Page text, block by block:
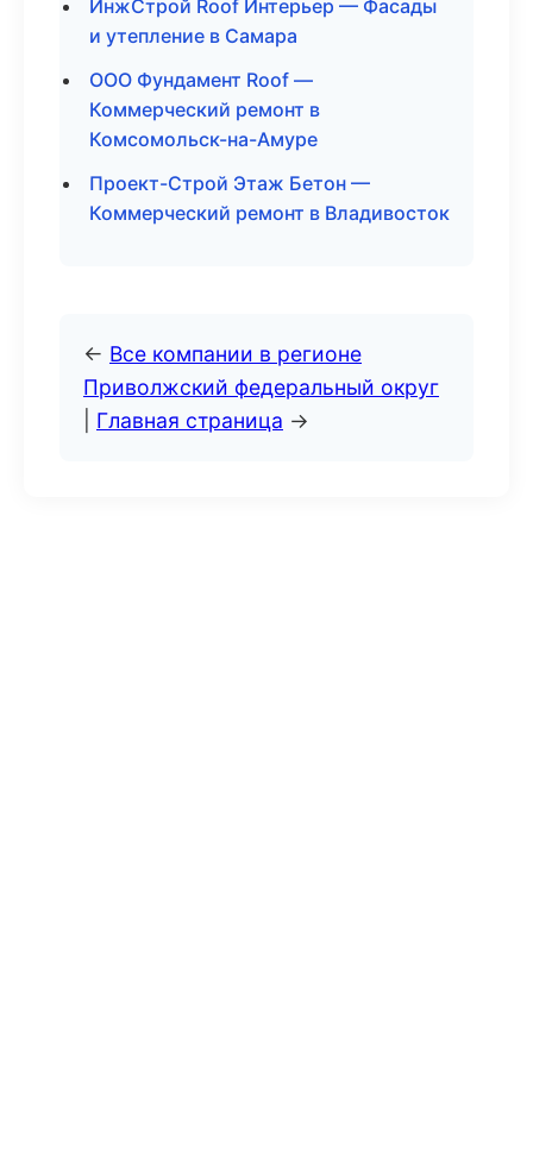
ИнжСтрой Roof Интерьер — Фасады
и утепление в Самара
ООО Фундамент Roof —
Коммерческий ремонт в
Комсомольск-на-Амуре
Проект-Строй Этаж Бетон —
Коммерческий ремонт в Владивосток
← Все компании в регионе
Приволжский федеральный округ
Главная страница →